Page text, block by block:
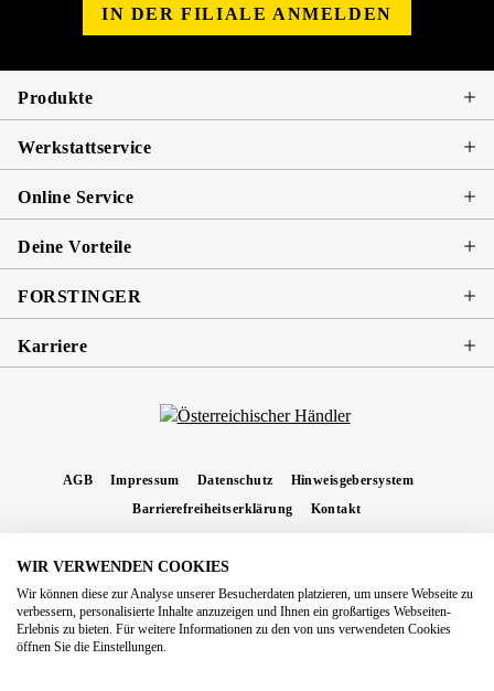
IN DER FILIALE ANMELDEN
Produkte
Werkstattservice
Online Service
Deine Vorteile
FORSTINGER
Karriere
AGB Impressum Datenschutz
Hinweisgebersystem
Barrierefreiheitserklärung
Kontakt
Nachnahmegebühren, wenn nicht anders angegeben.
Copyright 2026 Forstinger Österreich GmbH
Königstetter Straße 128 - 134/OG3, 3430 Tulln
WIR VERWENDEN COOKIES
Wir können diese zur Analyse unserer Besucherdaten platzieren, um unsere Webseite zu
verbessern, personalisierte Inhalte anzuzeigen und Ihnen ein großartiges Webseiten-
Erlebnis zu bieten. Für weitere Informationen zu den von uns verwendeten Cookies
öffnen Sie die Einstellungen.